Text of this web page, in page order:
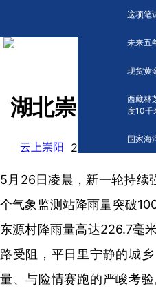
这项笔
未来五
现货黄
西藏林
度10千
国家海
湖北崇阳：初
云上崇阳 2026-05-27
5月26日凌晨，新一轮持续
个气象监测站降雨量突破
东源村降雨量高达226.7毫
路受阻，平日里宁静的城
量、与险情赛跑的严峻考